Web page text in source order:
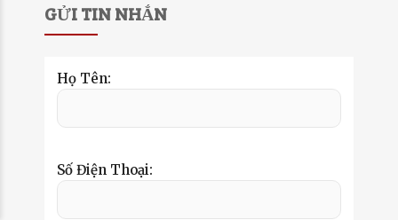
GỬI TIN NHẮN
Họ Tên:
Số Điện Thoại: